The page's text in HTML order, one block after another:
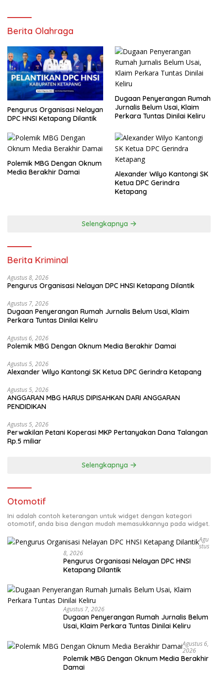
Berita Olahraga
Pengurus Organisasi Nelayan
DPC HNSI Ketapang Dilantik
Dugaan Penyerangan Rumah
Jurnalis Belum Usai, Klaim
Perkara Tuntas Dinilai Keliru
Polemik MBG Dengan Oknum
Media Berakhir Damai
Alexander Wilyo Kantongi SK
Ketua DPC Gerindra
Ketapang
Selengkapnya
Berita Kriminal
Agustus 8, 2026
Pengurus Organisasi Nelayan DPC HNSI Ketapang Dilantik
Agustus 7, 2026
Dugaan Penyerangan Rumah Jurnalis Belum Usai, Klaim
Perkara Tuntas Dinilai Keliru
Agustus 6, 2026
Polemik MBG Dengan Oknum Media Berakhir Damai
Agustus 5, 2026
Alexander Wilyo Kantongi SK Ketua DPC Gerindra Ketapang
Agustus 5, 2026
ANGGARAN MBG HARUS DIPISAHKAN DARI ANGGARAN
PENDIDIKAN
Agustus 5, 2026
Perwakilan Petani Koperasi MKP Pertanyakan Dana Talangan
Rp.5 miliar
Selengkapnya
Otomotif
Ini adalah contoh keterangan untuk widget dengan kategori
otomotif, anda bisa dengan mudah memasukkannya pada widget.
Agu
Stus
8, 2026
Pengurus Organisasi Nelayan DPC HNSI
Ketapang Dilantik
Agustus 7, 2026
Dugaan Penyerangan Rumah Jurnalis Belum
Usai, Klaim Perkara Tuntas Dinilai Keliru
Agustus 6,
2026
Polemik MBG Dengan Oknum Media Berakhir
Damai